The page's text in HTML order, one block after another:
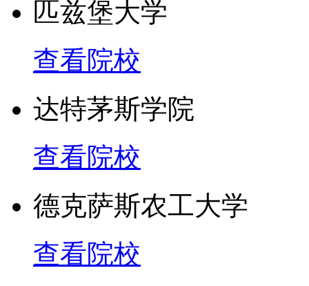
匹兹堡大学
查看院校
达特茅斯学院
查看院校
德克萨斯农工大学
查看院校